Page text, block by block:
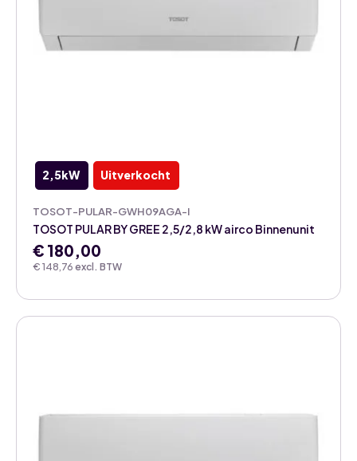
2,5kW Uitverkocht
TOSOT-PULAR-GWH09AGA-I
€ 148,76 excl. BTW
TOSOT PULAR BY GREE 2,5/2,8 kW airco Binnenunit
€ 180,00